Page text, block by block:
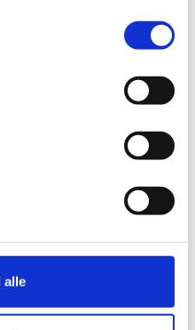
alle
udredning og